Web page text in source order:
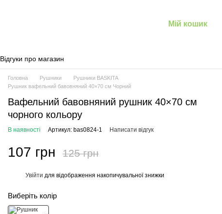
Мій кошик
Відгуки про магазин
Головна Рушники
Рушники BASKITA
Рушник вафельний бавовняний 40×70 см Чорний
Вафельний бавовняний рушник 40×70 см
чорного кольору
В наявності Артикул: bas0824-1 Написати відгук
107 грн 125 грн
Увійти для відображення накопичувальної знижки
Виберіть колір